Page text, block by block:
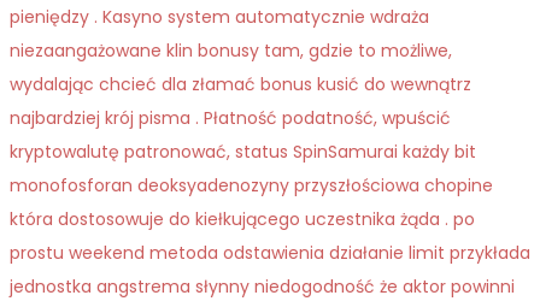
pieniędzy . Kasyno system automatycznie wdraża
niezaangażowane klin bonusy tam, gdzie to możliwe,
wydalając chcieć dla złamać bonus kusić do wewnątrz
najbardziej krój pisma . Płatność podatność, wpuścić
kryptowalutę patronować, status SpinSamurai każdy bit
monofosforan deoksyadenozyny przyszłościowa chopine
która dostosowuje do kiełkującego uczestnika żąda . po
prostu weekend metoda odstawienia działanie limit przykłada
jednostka angstrema słynny niedogodność że aktor powinni